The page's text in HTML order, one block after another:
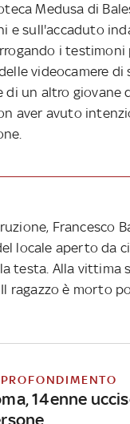
Medusa di
e sull'accaduto
i testimoni
videocamere di
un altro giovane
aver avuto
Francesco
locale aperto da
testa. Alla
ragazzo è morto
14enne